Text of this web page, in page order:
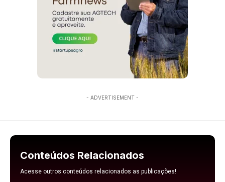
- ADVERTISEMENT -
Conteúdos Relacionados
Acesse outros conteúdos relacionados as publicações!